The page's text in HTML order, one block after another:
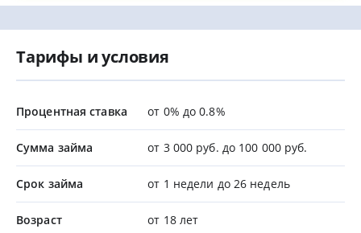
Тарифы и условия
Процентная ставка от 0% до 0.8%
Сумма займа от 3 000 руб. до 100 000 руб.
Срок займа от 1 недели до 26 недель
Возраст от 18 лет